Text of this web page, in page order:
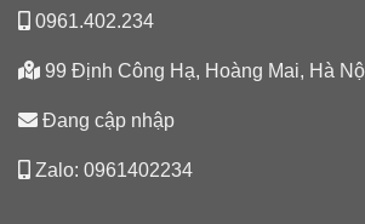
0961.402.234
99 Định Công Hạ, Hoàng Mai, Hà
Đang cập nhập
Zalo: 0961402234